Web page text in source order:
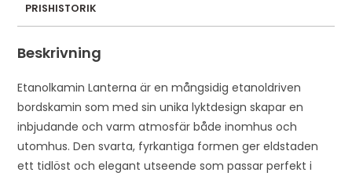
PRISHISTORIK
Beskrivning
Etanolkamin Lanterna är en mångsidig etanoldriven
bordskamin som med sin unika lyktdesign skapar en
inbjudande och varm atmosfär både inomhus och
utomhus. Den svarta, fyrkantiga formen ger eldstaden
ett tidlöst och elegant utseende som passar perfekt i